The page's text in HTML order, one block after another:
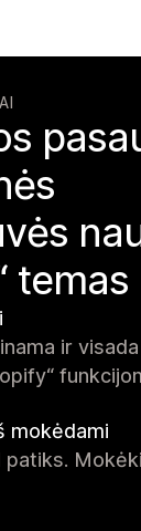
temas
ir
mokėdami
patiks.